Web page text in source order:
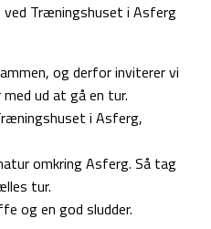
ved Træningshuset i Asferg
og derfor inviterer vi
ud at gå en tur.
i Asferg,
omkring Asferg. Så tag
tur.
og en god sludder.